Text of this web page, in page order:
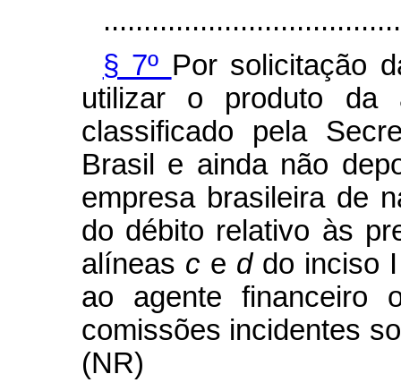
§ 7º Por solicitação
utilizar o produto da
classificado pela
Brasil e ainda não
empresa brasileira de
do débito relativo às
alíneas c e d do inciso
ao agente financeiro
comissões incidentes
(NR)